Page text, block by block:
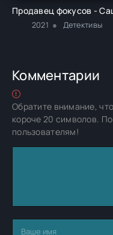
Продавец фокусов -
2021 Детективы
Комментарии
Обратите внимание,
короче 20 символов.
пользователям!